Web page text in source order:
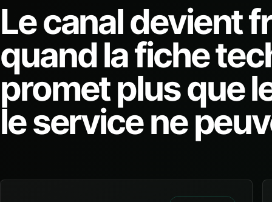
Le canal devient
quand la fiche
promet plus que
le service ne